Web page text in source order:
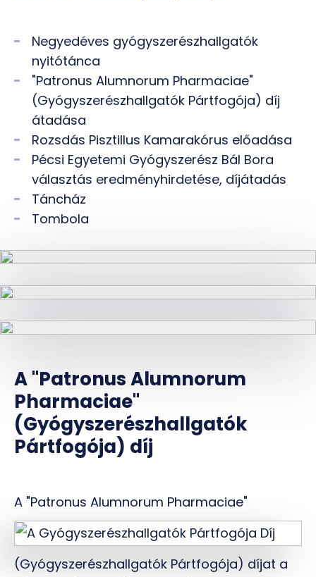
Negyedéves gyógyszerészhallgatók
nyitótánca
"Patronus Alumnorum Pharmaciae"
(Gyógyszerészhallgatók Pártfogója) díj
átadása
Rozsdás Pisztillus Kamarakórus előadása
Pécsi Egyetemi Gyógyszerész Bál Bora
választás eredményhirdetése, díjátadás
Táncház
Tombola
A "Patronus Alumnorum
Pharmaciae"
(Gyógyszerészhallgatók
Pártfogója) díj
A "Patronus Alumnorum Pharmaciae"
(Gyógyszerészhallgatók Pártfogója) díjat a